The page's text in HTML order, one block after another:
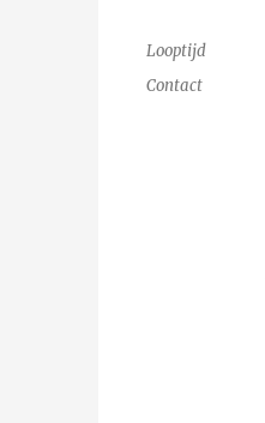
Looptijd
Contact